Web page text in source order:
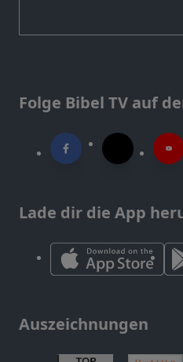
Folge Bibel TV auf
Lade dir die App
Auszeichnungen